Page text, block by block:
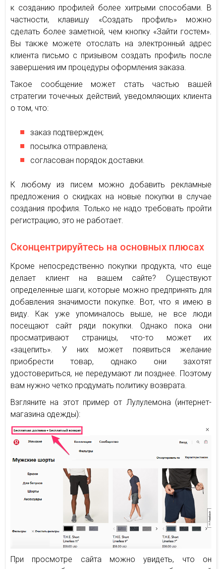
к созданию профилей более хитрыми способами. В
частности, клавишу «Создать профиль» можно
сделать более заметной, чем кнопку «Зайти гостем».
Вы также можете отослать на электронный адрес
клиента письмо с призывом создать профиль после
завершения им процедуры оформления заказа.
Такое сообщение может стать частью вашей
стратегии точечных действий, уведомляющих клиента
о том, что:
заказ подтвержден;
посылка отправлена;
согласован порядок доставки.
К любому из писем можно добавить рекламные
предложения о скидках на новые покупки в случае
создания профиля. Только не надо требовать пройти
регистрацию, это не работает.
Сконцентрируйтесь на основных плюсах
Кроме непосредственно покупки продукта, что еще
делает клиент на вашем сайте? Существуют
определенные шаги, которые можно предпринять для
добавления значимости покупке. Вот, что я имею в
виду. Как уже упоминалось выше, не все люди
посещают сайт ряди покупки. Однако пока они
просматривают страницы, что-то может их
«зацепить». У них может появиться желание
приобрести товар, однако они захотят
удостовериться, не передумают ли позднее. Поэтому
вам нужно четко продумать политику возврата.
Взгляните на этот пример от Лулулемона (интернет-
магазина одежды):
При просмотре сайта можно увидеть, что он